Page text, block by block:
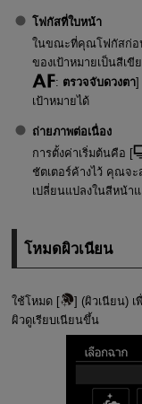
โฟกัสที่ใบหน้า
ในขณะที่คุณโฟกัสก่อ
ของเป้าหมายเป็นสีเ
: ตรวจจับดวงตา]
เป้าหมายได้
ถ่ายภาพต่อเนื่อง
การตั้งค่าเริ่มต้นคือ [
ชัตเตอร์ค้างไว้ คุณจะ
เปลี่ยนแปลงในสีหน้า
โหมดผิวเนียน
ใช้โหมด [ ] (ผิวเนียน) เ
ผิวดูเรียบเนียนขึ้น